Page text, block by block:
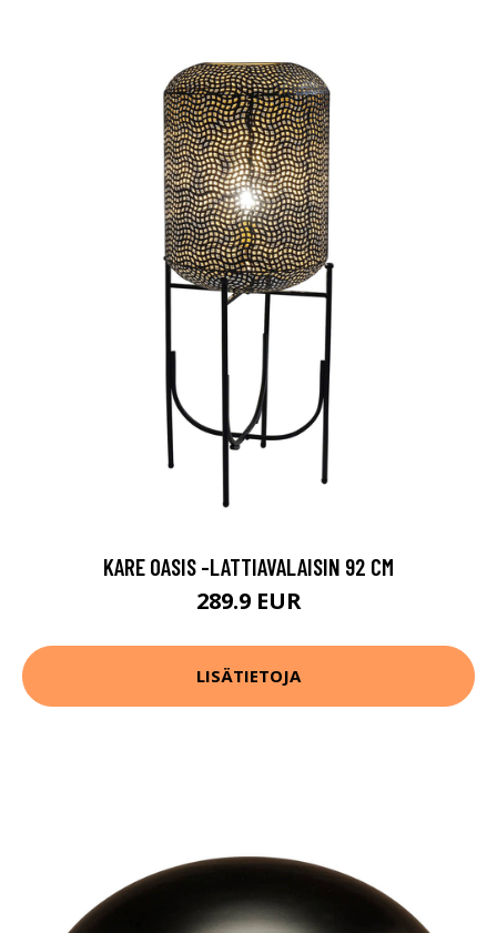
KARE OASIS -LATTIAVALAISIN 92 CM
289.9 EUR
LISÄTIETOJA